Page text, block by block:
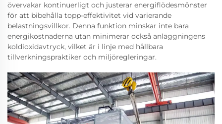
övervakar kontinuerligt och justerar energiflödesmönster
för att bibehålla topp-effektivitet vid varierande
belastningsvillkor. Denna funktion minskar inte bara
energikostnaderna utan minimerar också anläggningens
koldioxidavtryck, vilket är i linje med hållbara
tillverkningspraktiker och miljöregleringar.